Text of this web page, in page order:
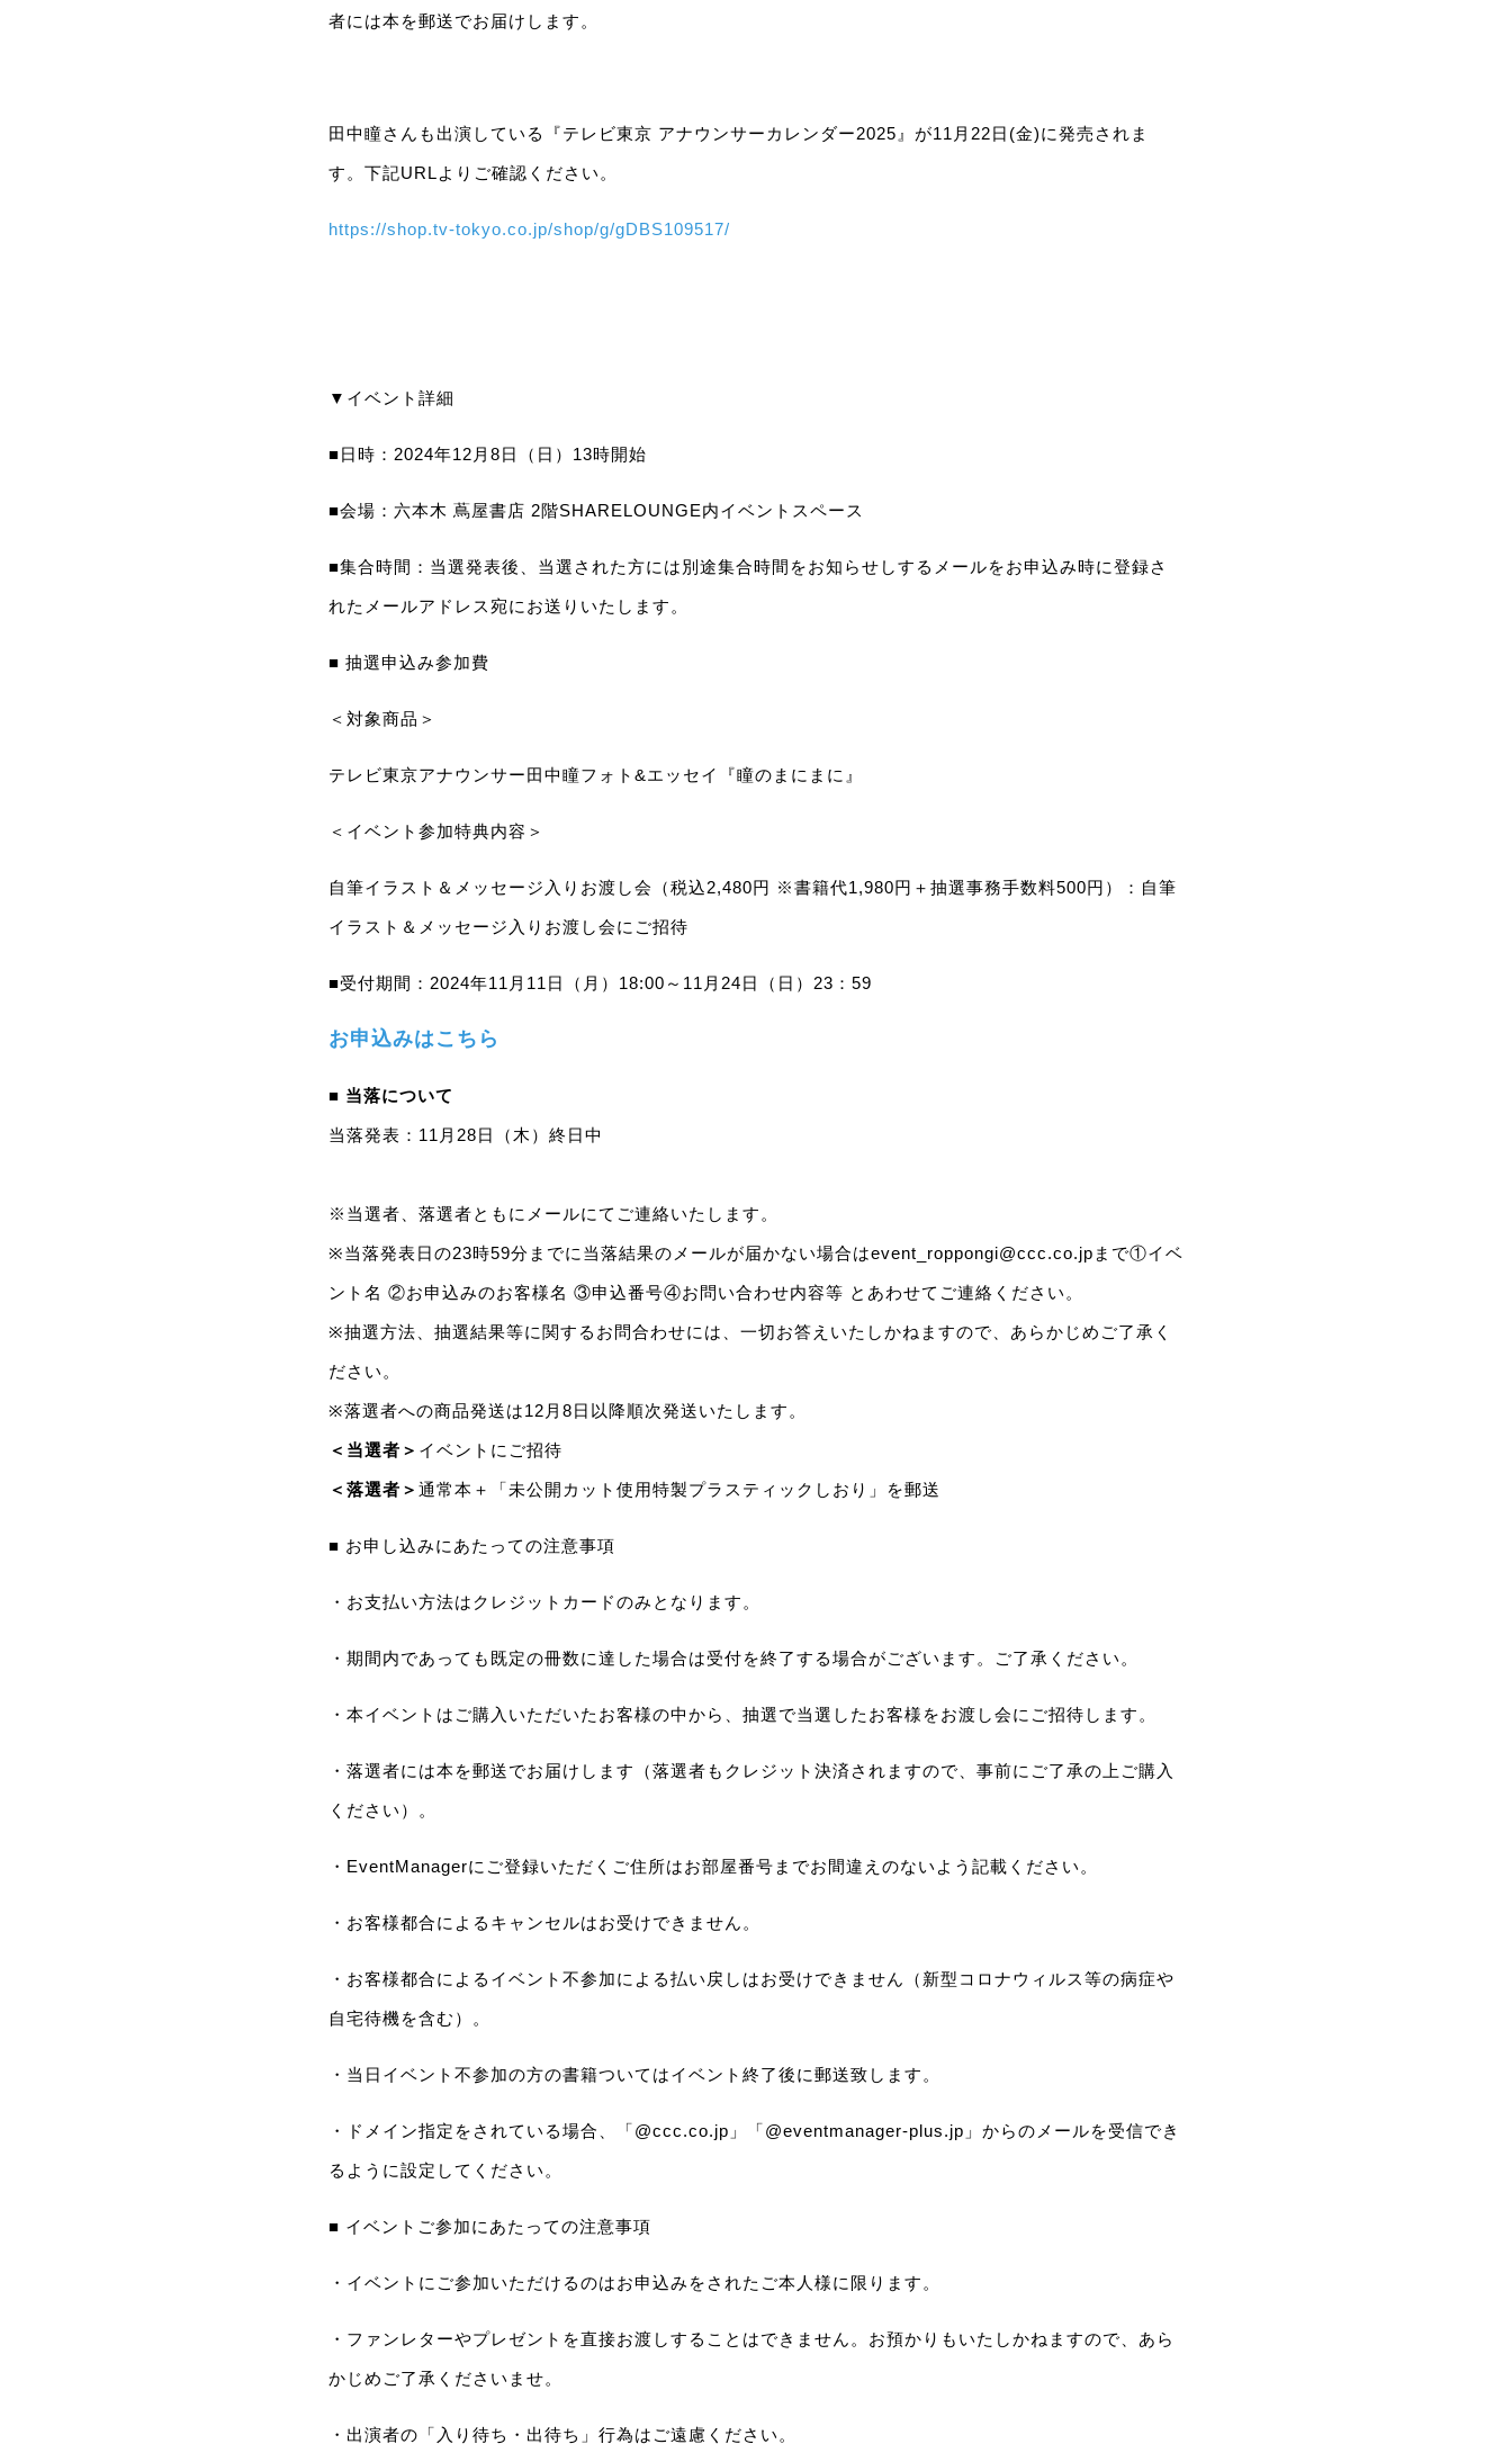
者には本を郵送でお届けします。
田中瞳さんも出演している『テレビ東京 アナウンサーカレンダー2025』が11月22日(金)に発売されま
す。下記URLよりご確認ください。
https://shop.tv-tokyo.co.jp/shop/g/gDBS109517/
▼イベント詳細
■日時：2024年12月8日（日）13時開始
■会場：六本木 蔦屋書店 2階SHARELOUNGE内イベントスペース
■集合時間：当選発表後、当選された方には別途集合時間をお知らせしするメールをお申込み時に登録さ
れたメールアドレス宛にお送りいたします。
■ 抽選申込み参加費
＜対象商品＞
テレビ東京アナウンサー田中瞳フォト&エッセイ『瞳のまにまに』
＜イベント参加特典内容＞
自筆イラスト＆メッセージ入りお渡し会（税込2,480円 ※書籍代1,980円＋抽選事務手数料500円）：自筆
イラスト＆メッセージ入りお渡し会にご招待
■受付期間：2024年11月11日（月）18:00～11月24日（日）23：59
お申込みはこちら
■ 当落について
当落発表：11月28日（木）終日中
※当選者、落選者ともにメールにてご連絡いたします。
※当落発表日の23時59分までに当落結果のメールが届かない場合はevent_roppongi@ccc.co.jpまで①イベ
ント名 ②お申込みのお客様名 ③申込番号④お問い合わせ内容等 とあわせてご連絡ください。
※抽選方法、抽選結果等に関するお問合わせには、一切お答えいたしかねますので、あらかじめご了承く
ださい。
※落選者への商品発送は12月8日以降順次発送いたします。
＜当選者＞ イベントにご招待
＜落選者＞ 通常本＋「未公開カット使用特製プラスティックしおり」を郵送
■ お申し込みにあたっての注意事項
・お支払い方法はクレジットカードのみとなります。
・期間内であっても既定の冊数に達した場合は受付を終了する場合がございます。ご了承ください。
・本イベントはご購入いただいたお客様の中から、抽選で当選したお客様をお渡し会にご招待します。
・落選者には本を郵送でお届けします（落選者もクレジット決済されますので、事前にご了承の上ご購入
ください）。
・EventManagerにご登録いただくご住所はお部屋番号までお間違えのないよう記載ください。
・お客様都合によるキャンセルはお受けできません。
・お客様都合によるイベント不参加による払い戻しはお受けできません（新型コロナウィルス等の病症や
自宅待機を含む）。
・当日イベント不参加の方の書籍ついてはイベント終了後に郵送致します。
・ドメイン指定をされている場合、「@ccc.co.jp」「@eventmanager-plus.jp」からのメールを受信でき
るように設定してください。
■ イベントご参加にあたっての注意事項
・イベントにご参加いただけるのはお申込みをされたご本人様に限ります。
・ファンレターやプレゼントを直接お渡しすることはできません。お預かりもいたしかねますので、あら
かじめご了承くださいませ。
・出演者の「入り待ち・出待ち」行為はご遠慮ください。